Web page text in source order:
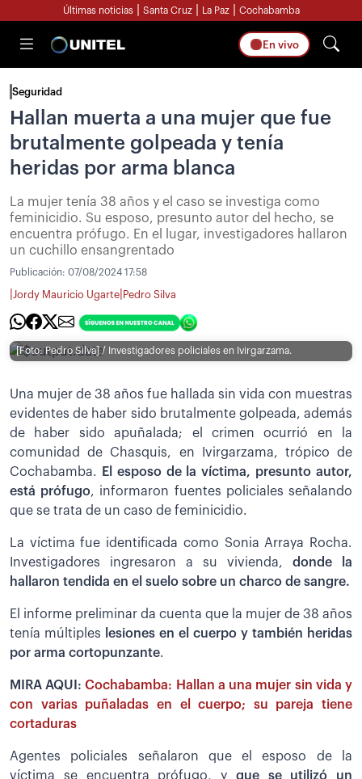
Últimas noticias Santa Cruz La Paz Cochabamba
En vivo
Seguridad
Hallan muerta a una mujer que fue
brutalmente golpeada y tenía
heridas por arma blanca
La mujer tenía 38 años y el caso se investiga como
feminicidio. Su esposo, presunto autor del hecho, se
encuentra prófugo. En el lugar, investigadores hallaron
un cuchillo ensangrentado
Publicación: 07/08/2024 17:58
Jordy Mauricio Ugarte Pedro Silva
[Foto: Pedro Silva] / Investigadores policiales en Ivirgarzama.
Una mujer de 38 años fue hallada sin vida con muestras
evidentes de haber sido brutalmente golpeada, además
de haber sido apuñalada; el crimen ocurrió en la
comunidad de Chasquis, en Ivirgarzama, trópico de
Cochabamba.
El esposo de la víctima, presunto autor,
está prófugo, informaron fuentes policiales señalando
que se trata de un caso de feminicidio.
La víctima fue identificada como Sonia Arraya Rocha.
Investigadores ingresaron a su vivienda, donde la
hallaron tendida en el suelo sobre un charco de sangre.
El informe preliminar da cuenta que la mujer de 38 años
tenía múltiples
lesiones en el cuerpo y también heridas
por arma cortopunzante.
MIRA AQUI:Cochabamba: Hallan a una mujer sin vida y
con varias puñaladas en el cuerpo; su pareja tiene
cortaduras
Agentes policiales señalaron que el esposo de la
víctima se encuentra prófugo, y que se utilizó un